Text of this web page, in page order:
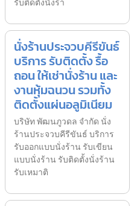
นั่งร้านประจวบคีรีขันธ์
บริการ รับติดตั้ง รื้อ
ถอน ให้เช่านั่งร้าน และ
งานหุ้มฉนวน รวมทั้ง
ติดตั้งแผ่นอลูมิเนียม
บริษัท พัฒนภูวดล จำกัด นั่ง
ร้านประจวบคีรีขันธ์ บริการ
รับออกแบบนั่งร้าน รับเขียน
แบบนั่งร้าน รับติดตั้งนั่งร้าน
รับเหมาติ